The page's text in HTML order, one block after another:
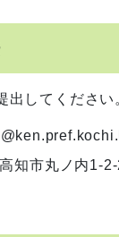
してください
知市丸ノ内1-